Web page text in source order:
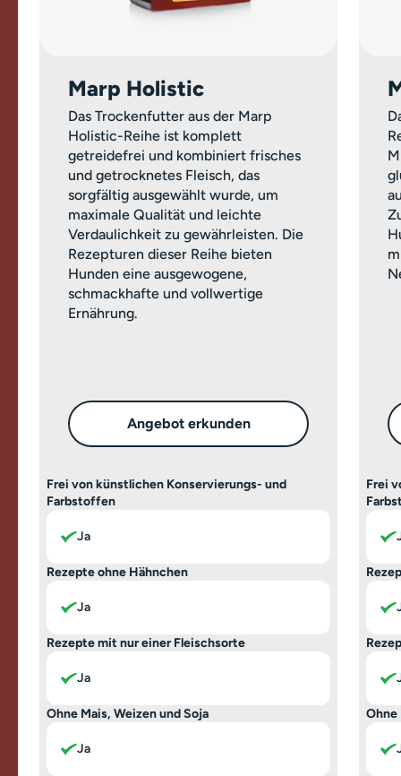
Marp Holistic
Das Trockenfutter aus der Marp
Holistic-Reihe ist komplett
getreidefrei und kombiniert frisches
und getrocknetes Fleisch, das
sorgfältig ausgewählt wurde, um
maximale Qualität und leichte
Verdaulichkeit zu gewährleisten. Die
Rezepturen dieser Reihe bieten
Hunden eine ausgewogene,
schmackhafte und vollwertige
Ernährung.
Angebot erkunden
Frei von künstlichen Konservierungs- und
Farbstoffen
Ja
Rezepte ohne Hähnchen
Ja
Rezepte mit nur einer Fleischsorte
Ja
Ohne Mais, Weizen und Soja
Ja
Frei
Ohne